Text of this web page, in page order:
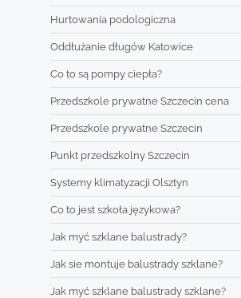
Hurtowania podologiczna
Oddłużanie długów Katowice
Co to są pompy ciepła?
Przedszkole prywatne Szczecin cena
Przedszkole prywatne Szczecin
Punkt przedszkolny Szczecin
Systemy klimatyzacji Olsztyn
Co to jest szkoła językowa?
Jak myć szklane balustrady?
Jak sie montuje balustrady szklane?
Jak myć szklane balustrady szklane?